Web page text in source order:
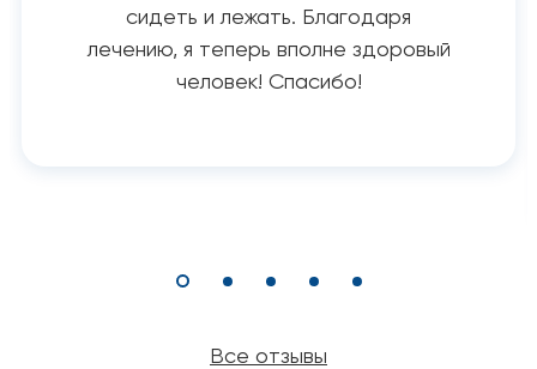
сидеть и лежать. Благодаря
лечению, я теперь вполне здоровый
человек! Спасибо!
Все отзывы